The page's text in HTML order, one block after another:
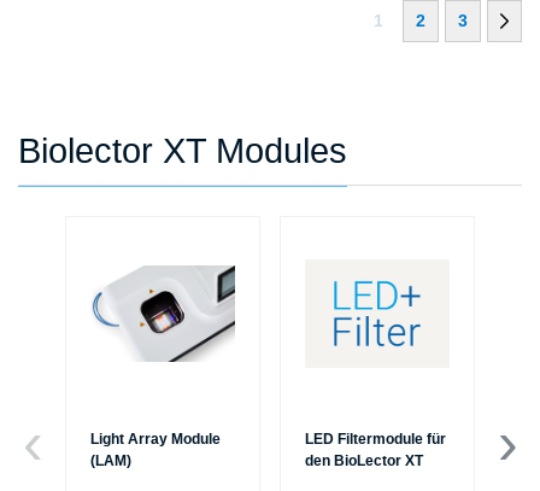
1 2 3
Biolector XT Modules
Light Array Module
(LAM)
LED Filtermodule für
den BioLector XT